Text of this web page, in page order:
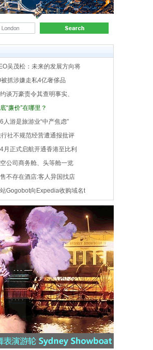
吴茂松：未来的发展方向将
抓涉嫌走私4亿奢侈品
谈万豪责令其查明事实、
“廉价”在哪里？
人游是旅游业“中产焦虑”
社不规范经营遭通报批评
月正式启航开通香港至比利
公司商务舱、头等舱一览
不存在酒店:客人异国找店
Gogobot向Expedia收购域名t